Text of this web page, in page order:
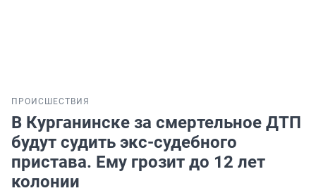
ПРОИСШЕСТВИЯ
В Курганинске за смертельное ДТП
будут судить экс-судебного
пристава. Ему грозит до 12 лет
колонии